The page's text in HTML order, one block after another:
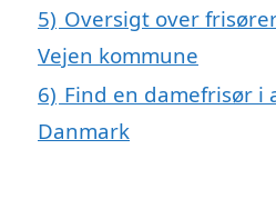
5) Oversigt over
Vejen kommune
6) Find en damefrisør i
Danmark